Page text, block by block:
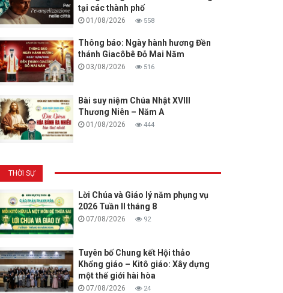
tại các thành phố
01/08/2026 558
Thông báo: Ngày hành hương Đền
thánh Giacôbê Đỗ Mai Năm
03/08/2026 516
Bài suy niệm Chúa Nhật XVIII
Thương Niên – Năm A
01/08/2026 444
THỜI SỰ
Lời Chúa và Giáo lý năm phụng vụ
2026 Tuần II tháng 8
07/08/2026 92
Tuyên bố Chung kết Hội thảo
Khổng giáo – Kitô giáo: Xây dựng
một thế giới hài hòa
07/08/2026 24